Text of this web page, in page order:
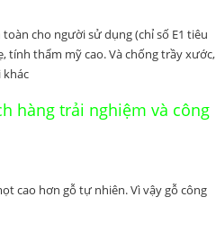
cho người sử dụng (chỉ số E1 tiêu
tính thẩm mỹ cao. Và chống trầy xước,
hàng trải nghiệm và công
cao hơn gỗ tự nhiên. Vì vậy gỗ công